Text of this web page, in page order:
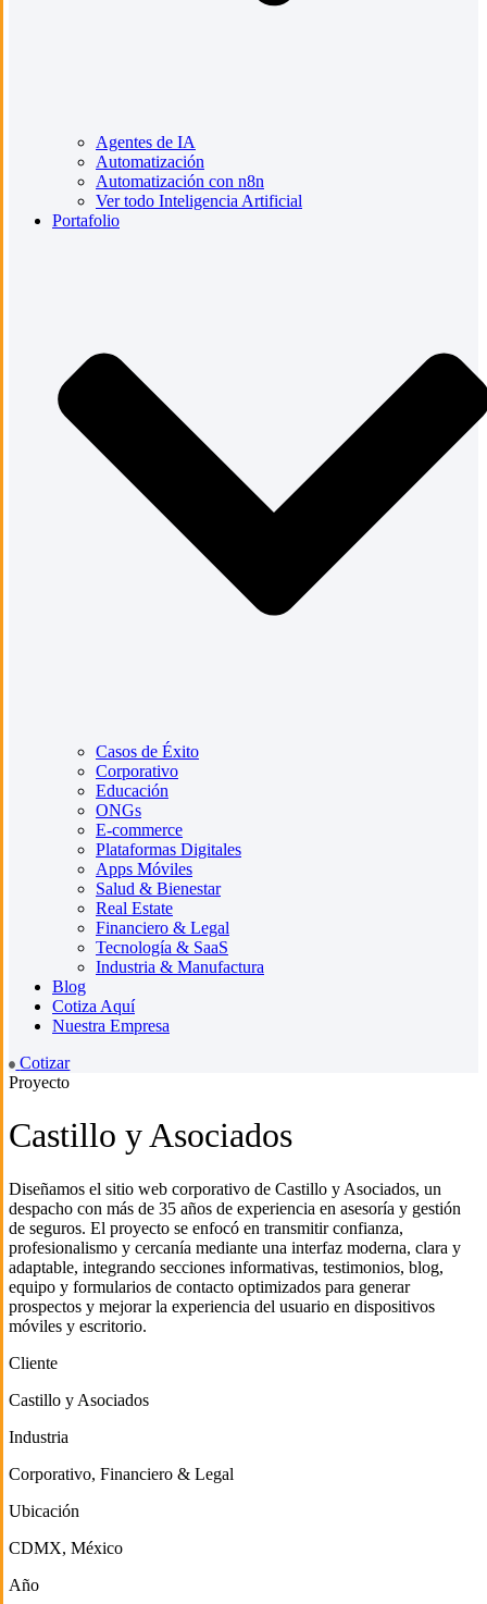
Agentes de IA
Automatización
Automatización con n8n
Ver todo Inteligencia Artificial
Portafolio
Casos de Éxito
Corporativo
Educación
ONGs
E-commerce
Plataformas Digitales
Apps Móviles
Salud & Bienestar
Real Estate
Financiero & Legal
Tecnología & SaaS
Industria & Manufactura
Blog
Cotiza Aquí
Nuestra Empresa
Cotizar
Proyecto
Castillo y Asociados
Diseñamos el sitio web corporativo de Castillo y Asociados, un
despacho con más de 35 años de experiencia en asesoría y gestión
de seguros. El proyecto se enfocó en transmitir confianza,
profesionalismo y cercanía mediante una interfaz moderna, clara y
adaptable, integrando secciones informativas, testimonios, blog,
equipo y formularios de contacto optimizados para generar
prospectos y mejorar la experiencia del usuario en dispositivos
móviles y escritorio.
Cliente
Castillo y Asociados
Industria
Corporativo, Financiero & Legal
Ubicación
CDMX, México
Año